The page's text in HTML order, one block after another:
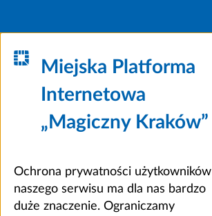
Miejska Platforma
Internetowa
„Magiczny Kraków”
Ochrona prywatności użytkowników
naszego serwisu ma dla nas bardzo
duże znaczenie. Ograniczamy